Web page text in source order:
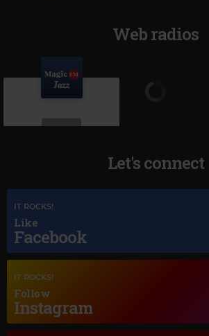
Web radios
Magic Jazz
NORAH JONES SUNRISE
Let's connect
IT ROCKS!
Like
Facebook
IT ROCKS!
Follow
Instagram